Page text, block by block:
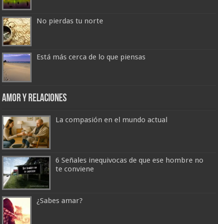
No pierdas tu norte
Está más cerca de lo que piensas
Amor y Relaciones
La compasión en el mundo actual
6 Señales inequivocas de que ese hombre no
te conviene
¿Sabes amar?